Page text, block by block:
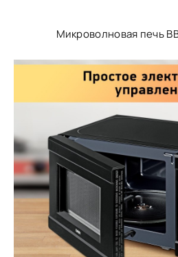
Микроволновая печь